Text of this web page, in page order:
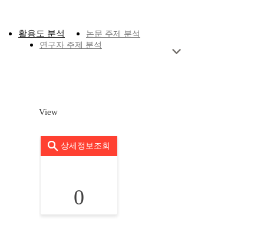
활용도 분석
논문 주제 분석
연구자 주제 분석
View
상세정보조회
0